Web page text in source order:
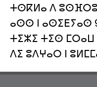
ⵜⵙⴽⵍⴰ ⴷ
ⴰⵙⵙ ⵏ ⴰⵙⵉⴹⵢⴰⵙ
ⵜⵉⵣⵉ ⵜⵉⵙ ⵎⵔⴰⵡ
ⴷⵉ ⵓⴷⵖⴰⵔ ⵏ